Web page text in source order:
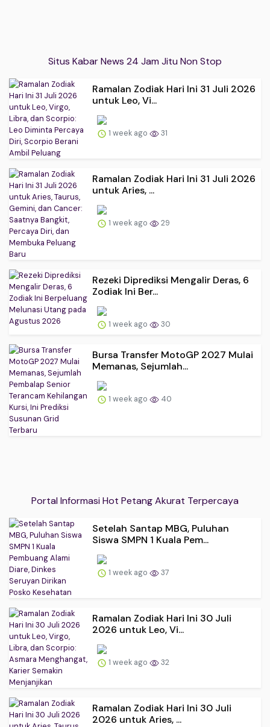
Situs Kabar News 24 Jam Jitu Non Stop
Ramalan Zodiak Hari Ini 31 Juli 2026
untuk Leo, Vi...
1 week ago 31
Ramalan Zodiak Hari Ini 31 Juli 2026
untuk Aries, ...
1 week ago 29
Rezeki Diprediksi Mengalir Deras, 6
Zodiak Ini Ber...
1 week ago 30
Bursa Transfer MotoGP 2027 Mulai
Memanas, Sejumlah...
1 week ago 40
Portal Informasi Hot Petang Akurat Terpercaya
Setelah Santap MBG, Puluhan
Siswa SMPN 1 Kuala Pem...
1 week ago 37
Ramalan Zodiak Hari Ini 30 Juli
2026 untuk Leo, Vi...
1 week ago 32
Ramalan Zodiak Hari Ini 30 Juli
2026 untuk Aries, ...